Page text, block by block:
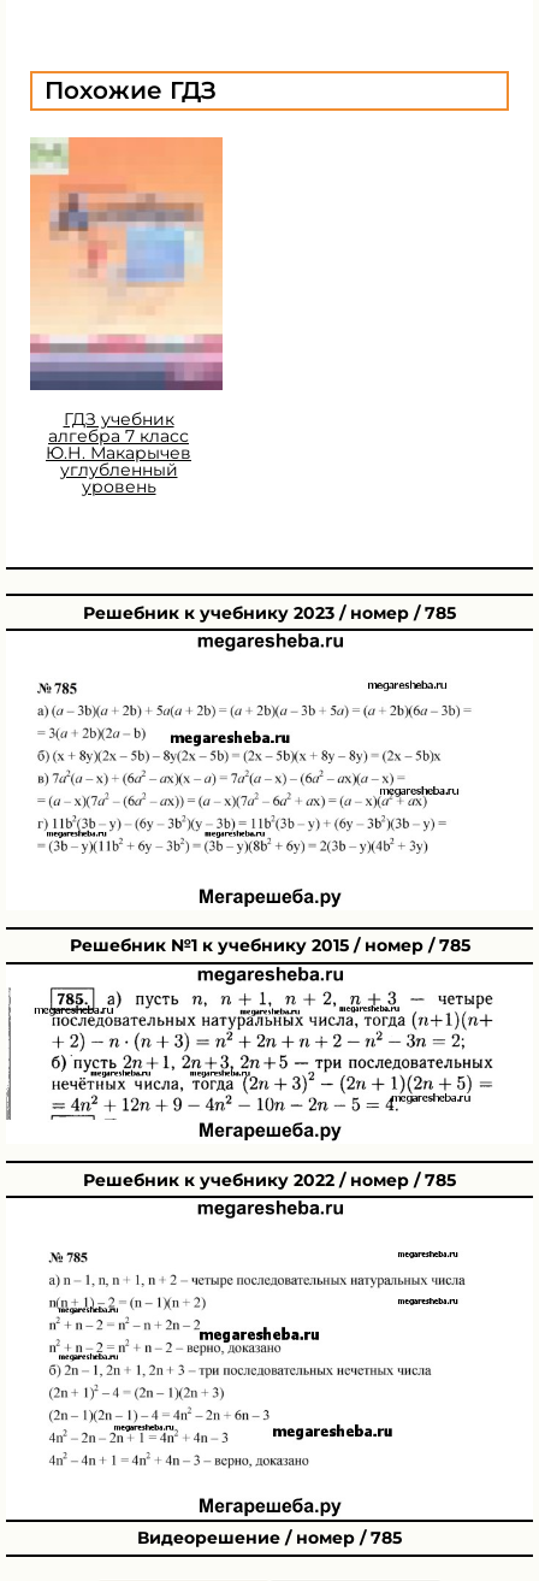
Похожие ГДЗ
ГДЗ учебник
алгебра 7 класс
Ю.Н. Макарычев
углубленный
уровень
Решебник к учебнику 2023 / номер / 785
Решебник №1 к учебнику 2015 / номер / 785
Решебник к учебнику 2022 / номер / 785
Видеорешение / номер / 785